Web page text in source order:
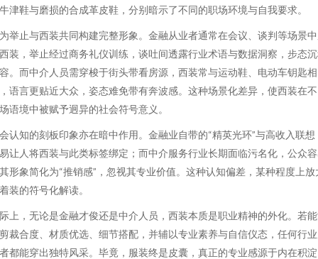
津鞋与磨损的合成革皮鞋，分别暗示了不同的职场环境与自我要求。
举止与西装共同构建完整形象。金融从业者通常在会议、谈判等场景
装，举止经过商务礼仪训练，谈吐间透露行业术语与数据洞察，步态
。而中介人员需穿梭于街头带看房源，西装常与运动鞋、电动车钥匙相
语言更贴近大众，姿态难免带有奔波感。这种场景化差异，使西装在
语境中被赋予迥异的社会符号意义。
认知的刻板印象亦在暗中作用。金融业自带的“精英光环”与高收入联想
让人将西装与此类标签绑定；而中介服务行业长期面临污名化，公众
形象简化为“推销感”，忽视其专业价值。这种认知偏差，某种程度上放
装的符号化解读。
上，无论是金融才俊还是中介人员，西装本质是职业精神的外化。若
裁合度、材质优选、细节搭配，并辅以专业素养与自信仪态，任何行
都能穿出独特风采。毕竟，服装终是皮囊，真正的专业感源于内在积淀